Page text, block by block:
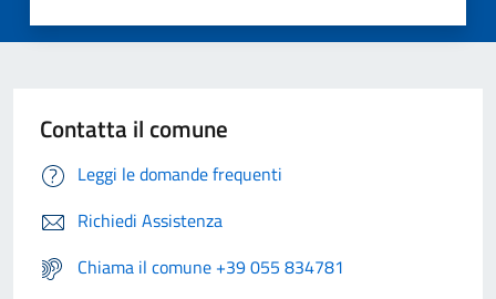
Contatta il comune
Leggi le domande frequenti
Richiedi Assistenza
Chiama il comune +39 055 834781